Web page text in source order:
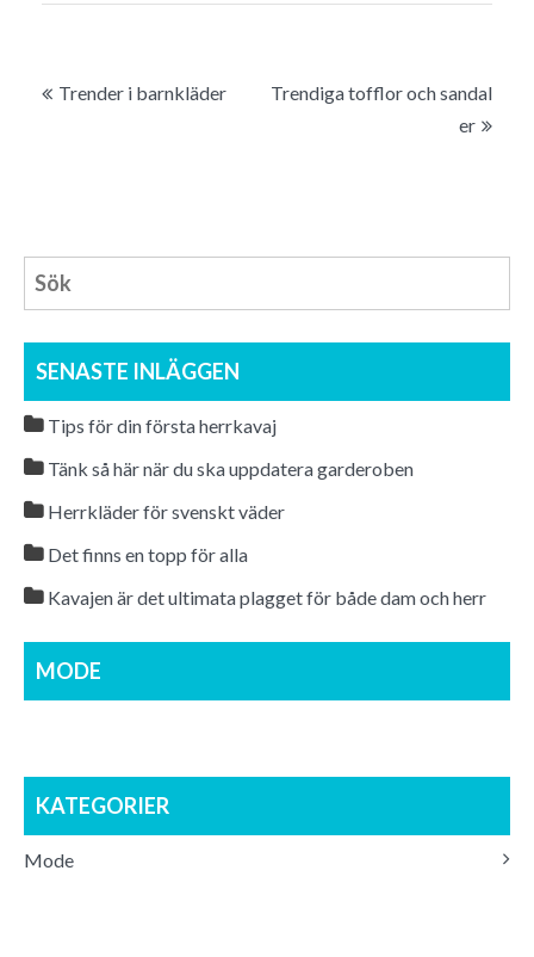
I
g
g
s
n
a
v
i
g
e
r
i
Trender i barnkläder
Trendiga tofflor och sandal
er
SENASTE INLÄGGEN
Tips för din första herrkavaj
Tänk så här när du ska uppdatera garderoben
Herrkläder för svenskt väder
Det finns en topp för alla
Kavajen är det ultimata plagget för både dam och herr
MODE
KATEGORIER
Mode